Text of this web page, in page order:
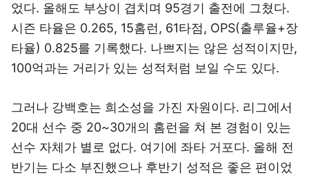
었다. 올해도 부상이 겹치며 95경기 출전에 그쳤다.
시즌 타율은 0.265, 15홈런, 61타점, OPS(출루율+장
타율) 0.825를 기록했다. 나쁘지는 않은 성적이지만,
100억과는 거리가 있는 성적처럼 보일 수도 있다.
그러나 강백호는 희소성을 가진 자원이다. 리그에서
20대 선수 중 20~30개의 홈런을 쳐 본 경험이 있는
선수 자체가 별로 없다. 여기에 좌타 거포다. 올해 전
반기는 다소 부진했으나 후반기 성적은 좋은 편이었